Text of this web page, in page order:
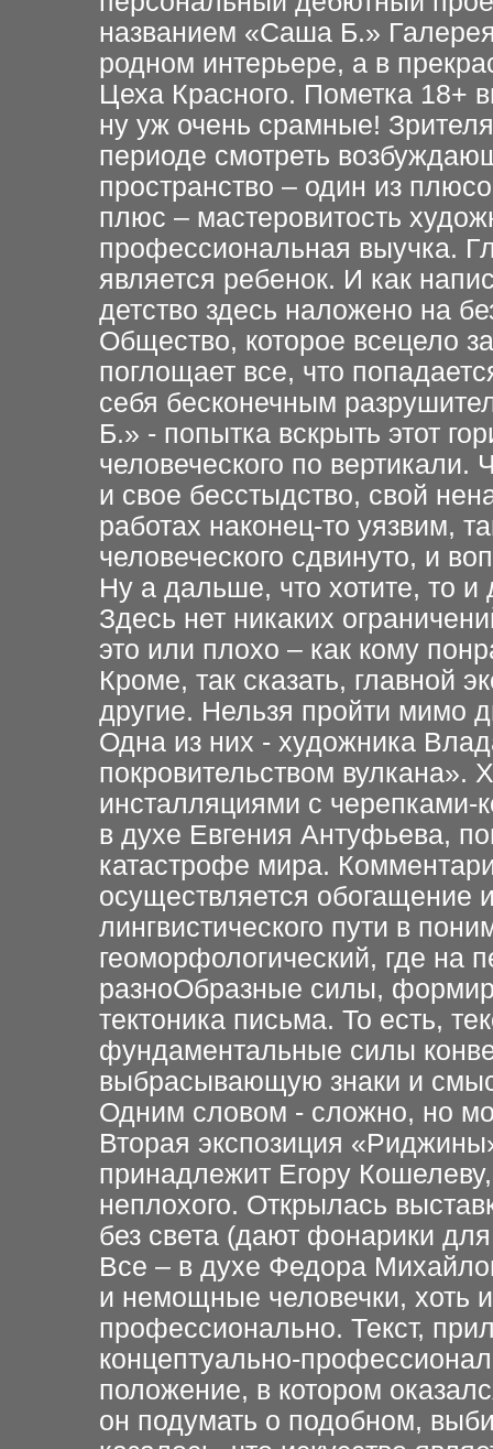
названием «Саша Б.»
родном интерьере, а в
Цеха Красного. Пометка 18+
ну уж очень срамные!
периоде смотреть
пространство – один из
плюс – мастеровитость
профессиональная выучка.
является ребенок. И как
детство здесь наложено на
Общество, которое всецело
поглощает все, что
себя бесконечным
Б.» - попытка вскрыть этот
человеческого по
и свое бесстыдство, свой
работах наконец-то уязвим,
человеческого сдвинуто, и
Ну а дальше, что хотите, то и
Здесь нет никаких
это или плохо – как кому
Кроме, так сказать, главной
другие. Нельзя пройти мимо
Одна из них - художника
покровительством
инсталляциями с черепками-
в духе Евгения Антуфьева,
катастрофе мира.
осуществляется обогащение
лингвистического пути в
геоморфологический, где на
разноОбразные силы,
тектоника письма. То есть,
фундаментальные силы
выбрасывающую знаки и
Одним словом - сложно, но
Вторая экспозиция
принадлежит Егору
неплохого. Открылась
без света (дают фонарики
Все – в духе Федора
и немощные человечки, хоть
профессионально. Текст,
концептуально-
положение, в котором
он подумать о подобном,